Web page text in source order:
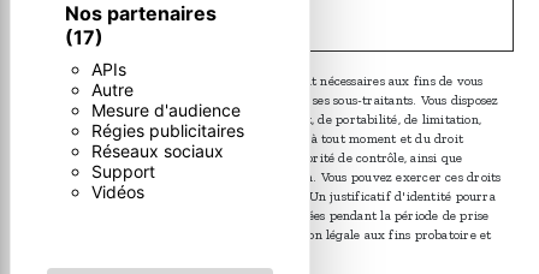
Nos partenaires
(17)
APIs
Autre
Mesure d'audience
Régies publicitaires
Réseaux sociaux
Support
Vidéos
** Les données personnelles communiquées sont nécessaires aux fins de vous
contacter. Elles sont destinées à l'entreprise et ses sous-traitants. Vous disposez
de droits d’accès, de rectification, d’effacement, de portabilité, de limitation,
d’opposition, de retrait de votre consentement à tout moment et du droit
d’introduire une réclamation auprès d’une autorité de contrôle, ainsi que
d’organiser le sort de vos données post-mortem. Vous pouvez exercer ces droits
par voie postale ou par courrier électronique. Un justificatif d'identité pourra
vous être demandé. Nous conservons vos données pendant la période de prise
de contact puis pendant la durée de prescription légale aux fins probatoire et